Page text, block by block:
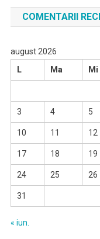
COMENTARII
august 2026
L
Ma Mi
3 4 5
10 11 12
17 18 19
24 25 26
31
« iun.